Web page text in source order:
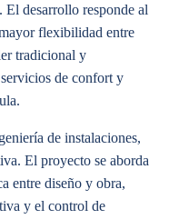
desarrollo responde al
flexibilidad entre
tradicional y
de confort y
de instalaciones,
El proyecto se aborda
entre diseño y obra,
y el control de